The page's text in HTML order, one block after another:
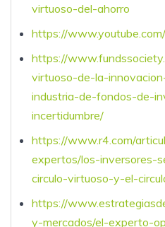
virtuoso-del-ahorro
https://
https://
virtuoso-de-la-
industria-de-fondos-de-
incertidumbre/
https://www.r4.com/
expertos/los-inversores-
circulo-virtuoso-y-el-
https://
y-mercados/el-experto-